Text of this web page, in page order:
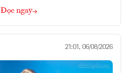
Đọc ngay
21:01, 06/08/2026